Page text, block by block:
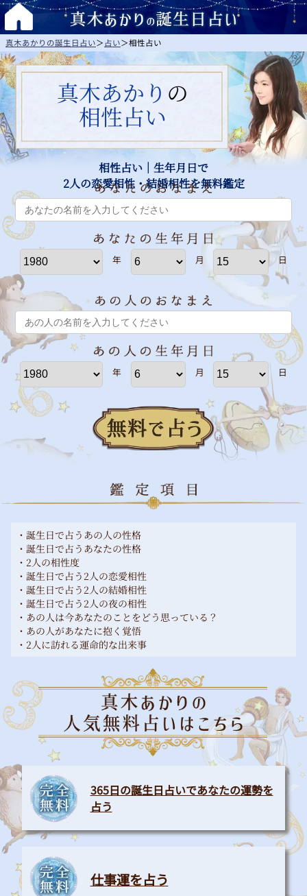
真木あかりの誕生日占い＞占い＞相性占い
真木あかり の
相性占い
相性占い｜生年月日で
2人の恋愛相性・結婚相性を無料鑑定
年 月 日
年 月 日
・誕生日で占うあの人の性格
・誕生日で占うあなたの性格
・2人の相性度
・誕生日で占う2人の恋愛相性
・誕生日で占う2人の結婚相性
・誕生日で占う2人の夜の相性
・あの人は今あなたのことをどう思っている？
・あの人があなたに抱く覚悟
・2人に訪れる運命的な出来事
365日の誕生日占いであなたの運勢を
占う
仕事運を占う